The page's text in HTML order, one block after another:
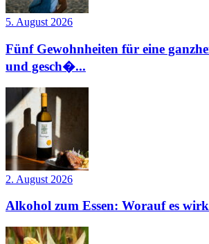
5. August 2026
Fünf Gewohnheiten für eine
und gesch�...
2. August 2026
Alkohol zum Essen: Worauf es